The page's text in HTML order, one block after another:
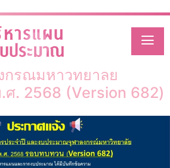
จัยสภาวะแวดล้อง
ฏิบัติการประจำปี และงบ
รณ์มหาวิทยาลัย
. 2568 (Version 682)